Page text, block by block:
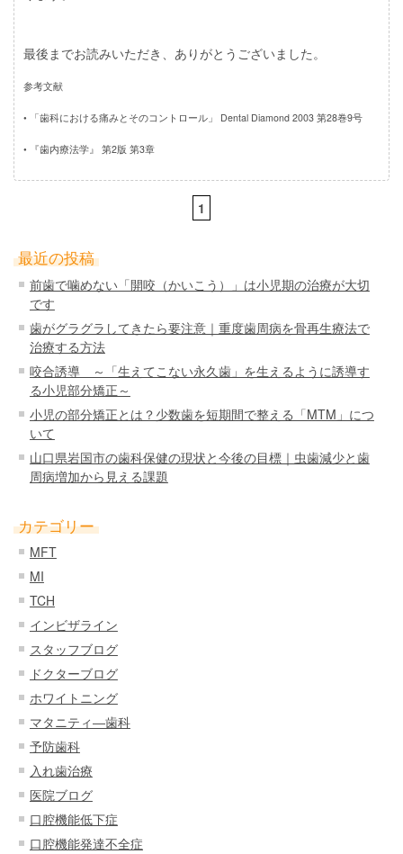
最後までお読みいただき、ありがとうございました。
参考文献
• 「歯科における痛みとそのコントロール」 Dental Diamond 2003 第28巻9号
• 『歯内療法学』 第2版 第3章
1
最近の投稿
前歯で噛めない「開咬（かいこう）」は小児期の治療が大切
です
歯がグラグラしてきたら要注意｜重度歯周病を骨再生療法で
治療する方法
咬合誘導 ～「生えてこない永久歯」を生えるように誘導す
る小児部分矯正～
小児の部分矯正とは？少数歯を短期間で整える「MTM」につ
いて
山口県岩国市の歯科保健の現状と今後の目標｜虫歯減少と歯
周病増加から見える課題
カテゴリー
MFT
MI
TCH
インビザライン
スタッフブログ
ドクターブログ
ホワイトニング
マタニティ―歯科
予防歯科
入れ歯治療
医院ブログ
口腔機能低下症
口腔機能発達不全症